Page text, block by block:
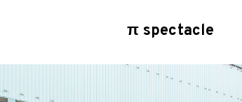
π spectacle